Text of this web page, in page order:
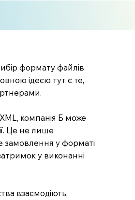
формату файлів
ідеєю тут є те,
компанія Б може
Це не лише
замовлення у форматі
у виконанні
взаємодіють,